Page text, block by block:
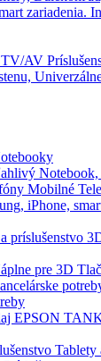
Notebook,
Mobilné
iPhone,
pre 3D
EPSON
Tablety